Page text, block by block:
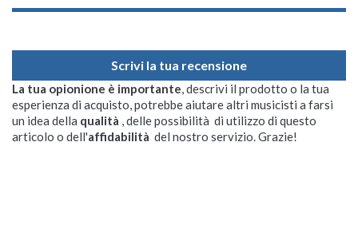
Scrivi la tua recensione
La tua opionione è importante, descrivi il prodotto o la tua
esperienza di acquisto, potrebbe aiutare altri musicisti a farsi
un idea della qualità , delle possibilità di utilizzo di questo
articolo o dell'affidabilità del nostro servizio. Grazie!